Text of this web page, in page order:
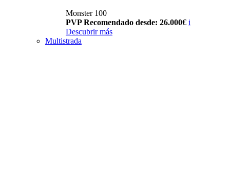
Monster 100
PVP Recomendado desde: 26.000€ i
Descubrir más
Multistrada